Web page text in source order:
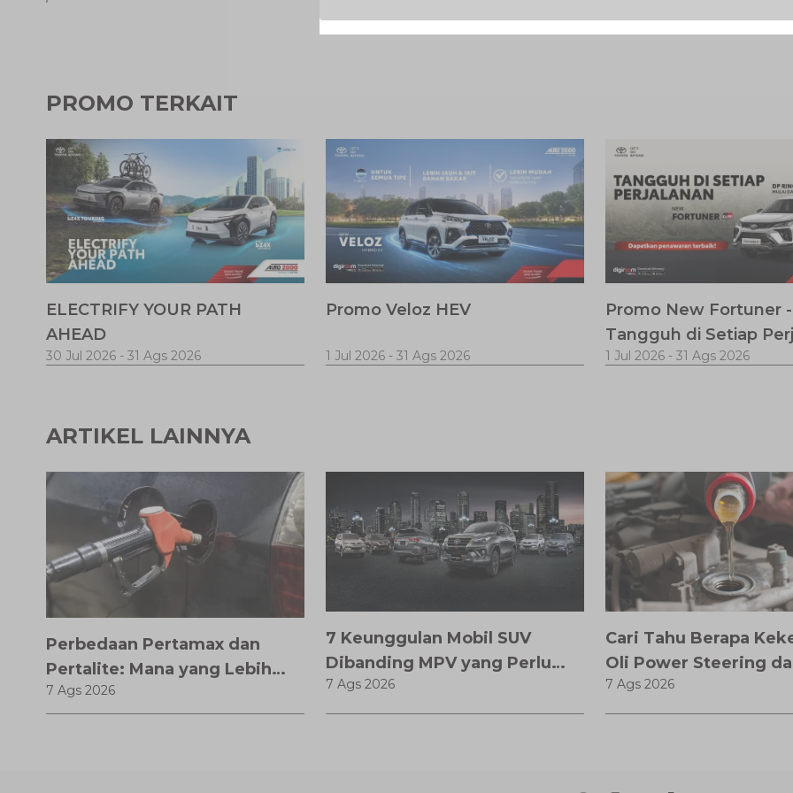
PROMO TERKAIT
ELECTRIFY YOUR PATH
AHEAD
30 Jul 2026 - 31 Ags 2026
Promo Veloz HEV
1 Jul 2026 - 31 Ags 2026
Promo New Fortuner -
Tangguh di Setiap
1 Jul 2026 - 31 Ags 2026
ARTIKEL LAINNYA
Perbedaan Pertamax dan
Pertalite: Mana yang Lebih
Baik untuk Mobil Toyota
Anda?
7 Ags 2026
7 Keunggulan Mobil SUV
Dibanding MPV yang Perlu
Anda Ketahui
7 Ags 2026
Cari Tahu Berapa
Oli Power Steering
Memilihnya
7 Ags 2026